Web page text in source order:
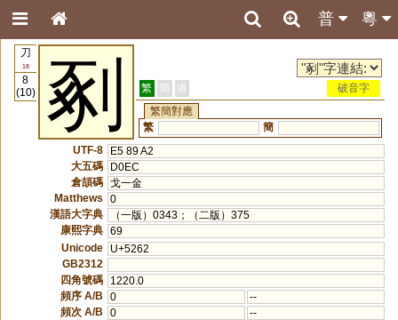
粵
普
刀
18
8
(10)
剢 繁 簡 港
破音字
繁簡對應
繁
簡
UTF-8
E5 89 A2
大五碼
D0EC
倉頡碼 戈一金
Matthews
0
漢語大字典
（一版）0343；（二版）375
康熙字典 69
Unicode
U+5262
GB2312
四角號碼
1220.0
頻序 A/B
0
--
頻次 A/B
0
--